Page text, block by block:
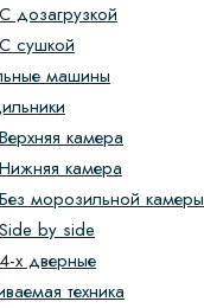
С дозагрузкой
С сушкой
машины
Верхняя камера
Нижняя камера
Без морозильной камеры
Side by side
4-х дверные
техника